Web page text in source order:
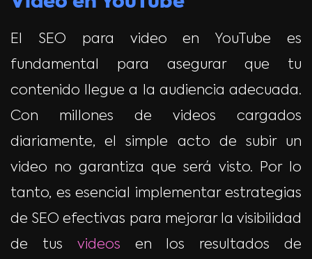
El SEO para video en YouTube es
fundamental para asegurar que tu
contenido llegue a la audiencia adecuada.
Con millones de videos cargados
diariamente, el simple acto de subir un
video no garantiza que será visto. Por lo
tanto, es esencial implementar estrategias
de SEO efectivas para mejorar la visibilidad
de tus videos en los resultados de